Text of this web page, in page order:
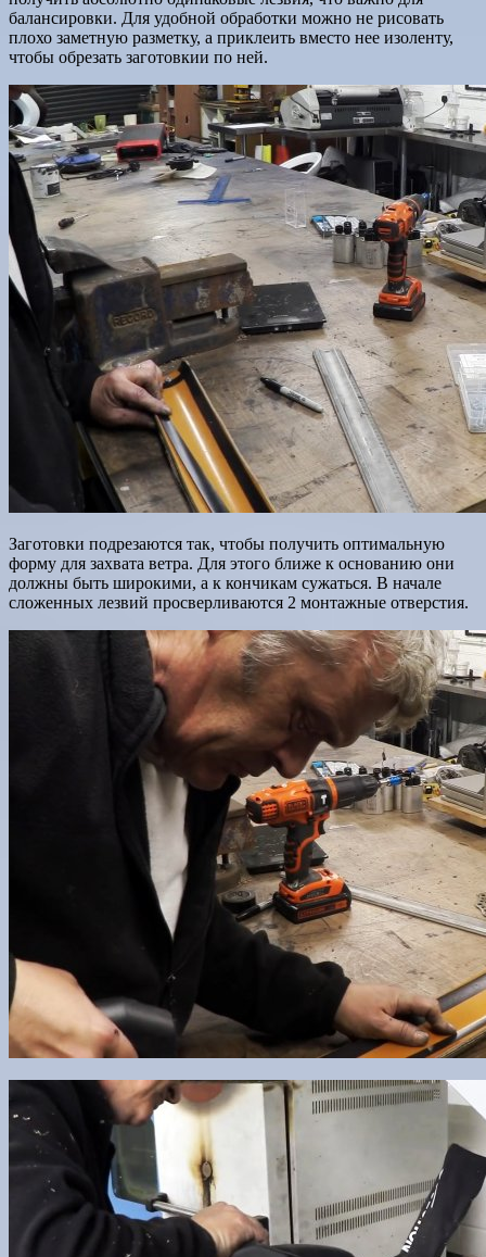
балансировки. Для удобной обработки можно не рисовать
плохо заметную разметку, а приклеить вместо нее изоленту,
чтобы обрезать заготовкии по ней.
Заготовки подрезаются так, чтобы получить оптимальную
форму для захвата ветра. Для этого ближе к основанию они
должны быть широкими, а к кончикам сужаться. В начале
сложенных лезвий просверливаются 2 монтажные отверстия.